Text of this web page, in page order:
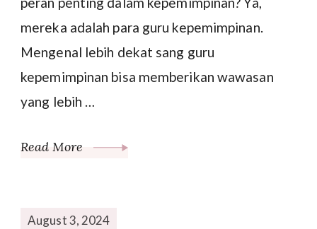
mereka adalah para guru kepemimpinan.
Mengenal lebih dekat sang guru
kepemimpinan bisa memberikan wawasan
yang lebih …
Read More
August 3, 2024